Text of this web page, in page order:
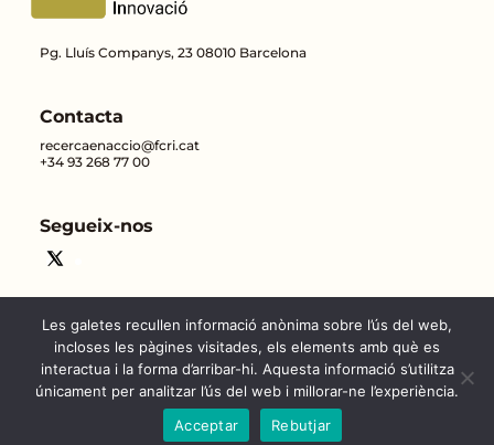
Pg. Lluís Companys, 23 08010 Barcelona
Contacta
recercaenaccio@fcri.cat
+34 93 268 77 00
Segueix-nos
Copyright © 2026 - Tots els drets
Contacte |
Les galetes recullen informació anònima sobre l’ús del web,
incloses les pàgines visitades, els elements amb què es
interactua i la forma d’arribar-hi. Aquesta informació s’utilitza
únicament per analitzar l’ús del web i millorar-ne l’experiència.
Acceptar
Rebutjar